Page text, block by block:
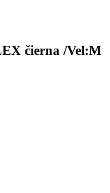
čierna /Vel:M